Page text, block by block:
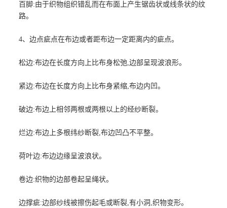
百脚:由于织物组织错乱而在布面上产生锯齿状或线条状的纹
路。
4、边点疵点在布边或者距布边一定距离内的疵点。
松边:布边在长度方向上比布身松弛,边部呈现波浪形。
紧边:布边在长度方向上比布身紧缩,布边内凹。
破边:布边上相邻两根或两根以上的经纱断裂。
烂边:布边上多根纬纱断裂,布边凹凸不平整。
荷叶边:布边边缘呈波浪状。
卷边:织物的边部卷起呈绳状。
边撑疵:边部纱线被擦伤起毛或断裂,有小洞,织物变形。